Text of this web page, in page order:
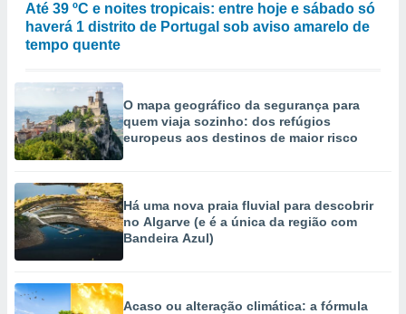
Até 39 ºC e noites tropicais: entre hoje e sábado só
haverá 1 distrito de Portugal sob aviso amarelo de
tempo quente
O mapa geográfico da segurança para
quem viaja sozinho: dos refúgios
europeus aos destinos de maior risco
Há uma nova praia fluvial para descobrir
no Algarve (e é a única da região com
Bandeira Azul)
Acaso ou alteração climática: a fórmula